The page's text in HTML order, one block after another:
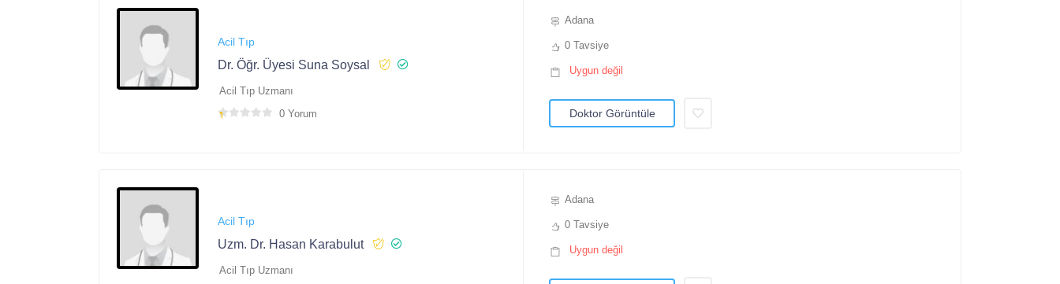
Acil Tıp
Dr. Öğr. Üyesi Suna Soysal
Acil Tıp Uzmanı
0 Yorum
Adana
0 Tavsiye
Uygun değil
Doktor Görüntüle
Acil Tıp
Uzm. Dr. Hasan Karabulut
Acil Tıp Uzmanı
Adana
0 Tavsiye
Uygun değil